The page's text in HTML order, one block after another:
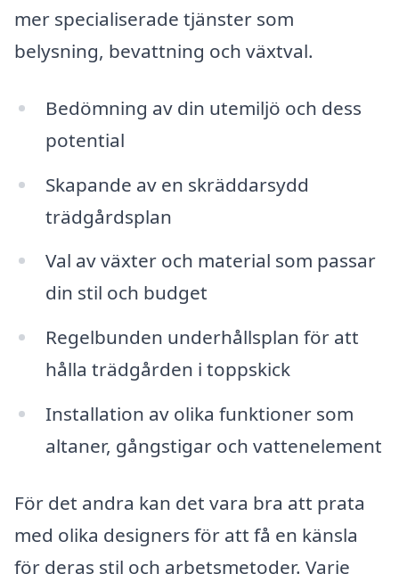
mer specialiserade tjänster som
belysning, bevattning och växtval.
Bedömning av din utemiljö och dess
potential
Skapande av en skräddarsydd
trädgårdsplan
Val av växter och material som passar
din stil och budget
Regelbunden underhållsplan för att
hålla trädgården i toppskick
Installation av olika funktioner som
altaner, gångstigar och vattenelement
För det andra kan det vara bra att prata
med olika designers för att få en känsla
för deras stil och arbetsmetoder. Varje